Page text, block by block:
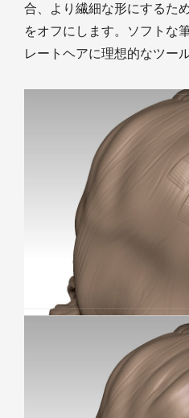
合、より繊細な形にするた
をオフにします。ソフトな
レートヘアに理想的なツー